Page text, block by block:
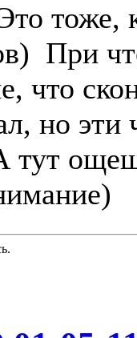
тоже,
При
что
но
тут